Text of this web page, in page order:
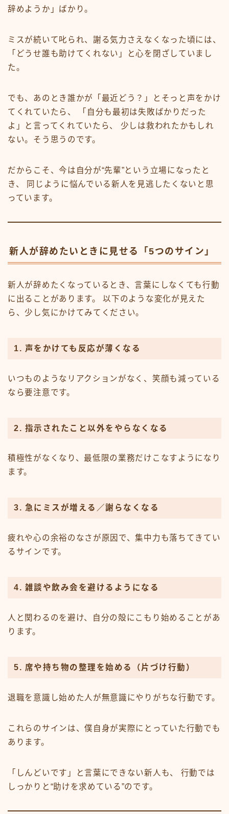
辞めようか」ばかり。
ミスが続いて叱られ、謝る気力さえなくなった頃には、
「どうせ誰も助けてくれない」と心を閉ざしていまし
た。
でも、あのとき誰かが「最近どう？」とそっと声をかけ
てくれていたら、 「自分も最初は失敗ばかりだった
よ」と言ってくれていたら、 少しは救われたかもしれ
ない。そう思うのです。
だからこそ、今は自分が“先輩”という立場になったと
き、 同じように悩んでいる新人を見逃したくないと思
っています。
新人が辞めたいときに見せる「5つのサイン」
新人が辞めたくなっているとき、言葉にしなくても行動
に出ることがあります。 以下のような変化が見えた
ら、少し気にかけてみてください。
1. 声をかけても反応が薄くなる
いつものようなリアクションがなく、笑顔も減っている
なら要注意です。
2. 指示されたこと以外をやらなくなる
積極性がなくなり、最低限の業務だけこなすようになり
ます。
3. 急にミスが増える／謝らなくなる
疲れや心の余裕のなさが原因で、集中力も落ちてきてい
るサインです。
4. 雑談や飲み会を避けるようになる
人と関わるのを避け、自分の殻にこもり始めることがあ
ります。
5. 席や持ち物の整理を始める（片づけ行動）
退職を意識し始めた人が無意識にやりがちな行動です。
これらのサインは、僕自身が実際にとっていた行動でも
あります。
「しんどいです」と言葉にできない新人も、 行動では
しっかりと“助けを求めている”のです。